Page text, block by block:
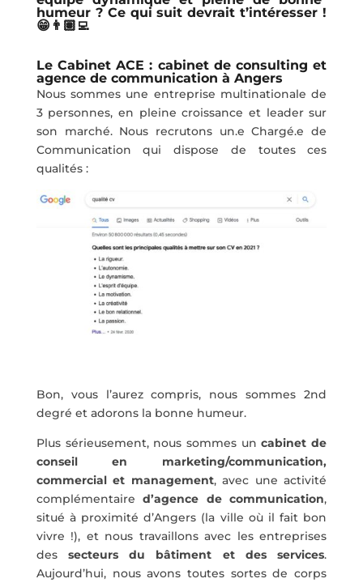
humeur? Ce qui suit devrait t’intéresser !
😁👨🏽‍💻
Le Cabinet ACE : cabinet de consulting et
agence de communication à Angers
Nous sommes une entreprise multinationale de
3 personnes, en pleine croissance et leader sur
son marché. Nous recrutons un.e Chargé.e de
Communication qui dispose de toutes ces
qualités :
Bon, vous l’aurez compris, nous sommes 2nd
degré et adorons la bonne humeur.
Plus sérieusement, nous sommes un cabinet de
conseil en marketing/communication,
commercial et management, avec une activité
complémentaired’agence de communication,
situé à proximité d’Angers (la ville où il fait bon
vivre !), et nous travaillons avec les entreprises
dessecteurs du bâtiment et des services.
Aujourd’hui, nous avons toutes sortes de corps